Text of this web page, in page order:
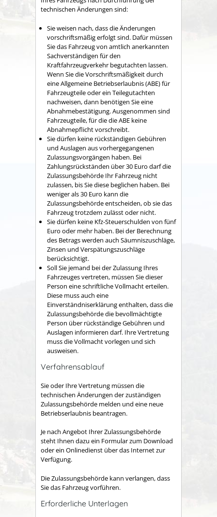
technischen Änderungen sind:
Sie weisen nach, dass die Änderungen
vorschriftsmäßig erfolgt sind. Dafür müssen
Sie das Fahrzeug von amtlich anerkannten
Sachverständigen für den
Kraftfahrzeugverkehr begutachten lassen.
Wenn Sie die Vorschriftsmäßigkeit durch
eine Allgemeine Betriebserlaubnis (ABE) für
Fahrzeugteile oder ein Teilegutachten
nachweisen, dann benötigen Sie eine
Abnahmebestätigung. Ausgenommen sind
Fahrzeugteile, für die die ABE keine
Abnahmepflicht vorschreibt.
Sie dürfen keine rückständigen Gebühren
und Auslagen aus vorhergegangenen
Zulassungsvorgängen haben. Bei
Zahlungsrückständen über 30 Euro darf die
Zulassungsbehörde Ihr Fahrzeug nicht
zulassen, bis Sie diese beglichen haben. Bei
weniger als 30 Euro kann die
Zulassungsbehörde entscheiden, ob sie das
Fahrzeug trotzdem zulässt oder nicht.
Sie dürfen keine Kfz-Steuerschulden von fünf
Euro oder mehr haben. Bei der Berechnung
des Betrags werden auch Säumniszuschläge,
Zinsen und Verspätungszuschläge
berücksichtigt.
Soll Sie jemand bei der Zulassung Ihres
Fahrzeuges vertreten, müssen Sie dieser
Person eine schriftliche Vollmacht erteilen.
Diese muss auch eine
Einverständniserklärung enthalten, dass die
Zulassungsbehörde die bevollmächtigte
Person über rückständige Gebühren und
Auslagen informieren darf. Ihre Vertretung
muss die Vollmacht vorlegen und sich
ausweisen.
Verfahrensablauf
Sie oder Ihre Vertretung müssen die
technischen Änderungen der zuständigen
Zulassungsbehörde melden und eine neue
Betriebserlaubnis beantragen.
Je nach Angebot Ihrer Zulassungsbehörde
steht Ihnen dazu ein Formular zum Download
oder ein Onlinedienst über das Internet zur
Verfügung.
Die Zulassungsbehörde kann verlangen, dass
Sie das Fahrzeug vorführen.
Erforderliche Unterlagen